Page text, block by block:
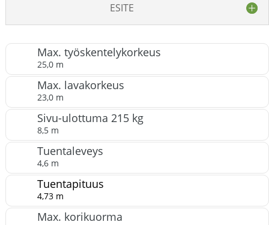
ESITE
Max. työskentelykorkeus
25,0 m
Max. lavakorkeus
23,0 m
Sivu-ulottuma 215 kg
8,5 m
Tuentaleveys
4,6 m
Tuentapituus
4,73 m
Max. korikuorma